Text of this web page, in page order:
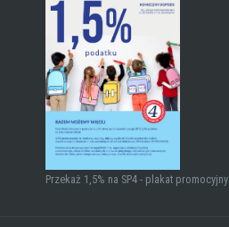
Przekaż 1,5% na SP4 - plakat promocyjny